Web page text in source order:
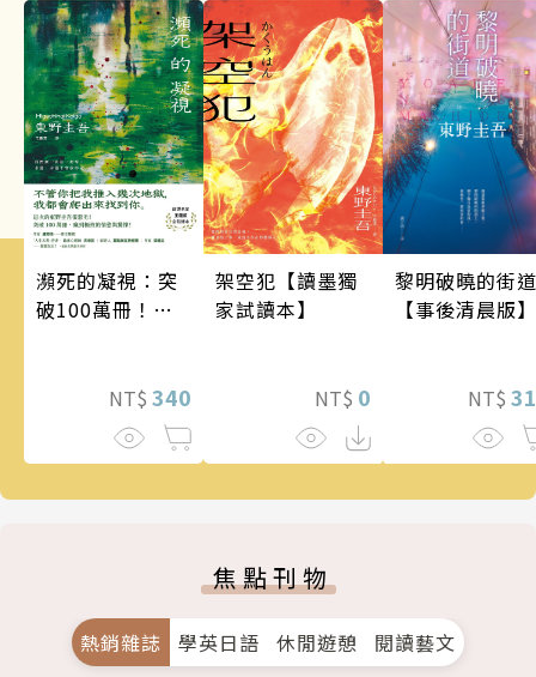
瀕死的凝視：突
破100萬冊！這
的情慾與驚悚！
NT$ 340
架空犯【讀墨獨
家試讀本】
NT$ 0
黎明破曉的街道
【事後清晨版】
NT$
焦點刊物
熱銷雜誌 學英日語 休閒遊憩 閱讀藝文